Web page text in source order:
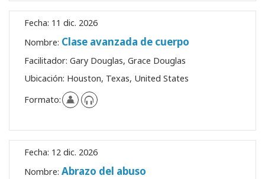
Fecha: 11 dic. 2026
Nombre: Clase avanzada de cuerpo
Facilitador: Gary Douglas, Grace Douglas
Ubicación: Houston, Texas, United States
Formato:
Fecha: 12 dic. 2026
Nombre: Abrazo del abuso